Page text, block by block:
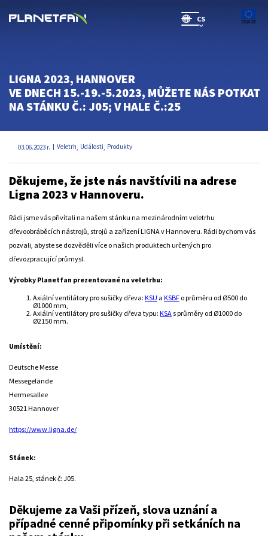
CS
LIGNA 2023, HANNOVER
VE DNECH 15.-19.-5.2023, MŮŽETE NÁS POTKAT
NA STÁNKU Č.: J05; V HALE Č.:25
03.06.2023 r. Veletrh Události Produkty
Děkujeme, že jste nás navštívili na adrese
Ligna 2023 v Hannoveru.
Rádi jsme vás přivítali na našem stánku na mezinárodním veletrhu
dřevoobráběcích nástrojů, strojů a zařízení LIGNA v Hannoveru. Rádi bychom vás
pozvali, abyste se dozvěděli více o našich produktech určených pro
dřevozpracující průmysl.
Výrobky Planetfan prezentované na veletrhu:
Axiální ventilátory pro sušičky dřeva: KSU a KSBF o průměru od Ø500 do
Ø1000 mm,
Axiální ventilátory pro sušičky dřeva typu: KSAs průměry od Ø1000 do
Ø2150 mm.
Umístění:
Deutsche Messe
Messegelände
Hermesallee
30521 Hannover
https://www.ligna.de/
Stánek:
Hala 25, stánek č: J05.
Děkujeme za Vaši přízeň, slova uznání a
případné cenné připomínky při setkáních na